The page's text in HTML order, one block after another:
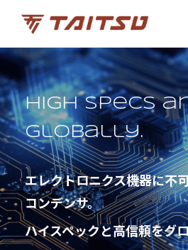
High specs
globally.
エレクトロニクス機器に不
コンデンサ。
ハイスペックと高信頼をグ